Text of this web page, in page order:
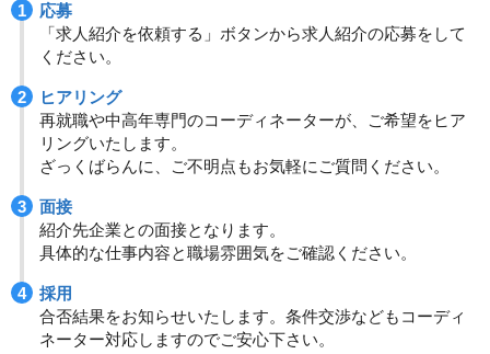
応募
「求人紹介を依頼する」ボタンから求人紹介の応募をして
ください。
ヒアリング
再就職や中高年専門のコーディネーターが、ご希望をヒア
リングいたします。
ざっくばらんに、ご不明点もお気軽にご質問ください。
面接
紹介先企業との面接となります。
具体的な仕事内容と職場雰囲気をご確認ください。
採用
合否結果をお知らせいたします。条件交渉などもコーディ
ネーター対応しますのでご安心下さい。